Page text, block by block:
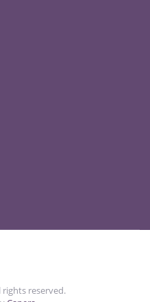
rights reserved.